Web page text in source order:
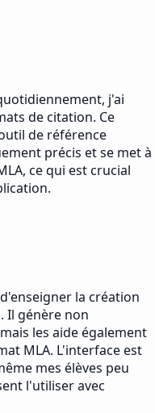
j'ai
de citation. Ce
de référence
précis et se met à
ce qui est crucial
la création
Il génère non
les aide également
MLA. L'interface est
mes élèves peu
l'utiliser avec